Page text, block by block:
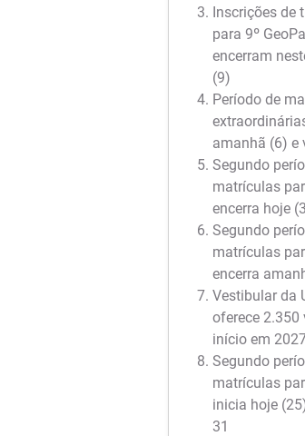
Inscrições de
para 9º
encerram
(9)
Período de
amanhã (6) e
Segundo
matrículas
encerra hoje
Segundo
matrículas
encerra
Vestibular da
oferece 2.350
início em
Segundo
matrículas
inicia hoje
31